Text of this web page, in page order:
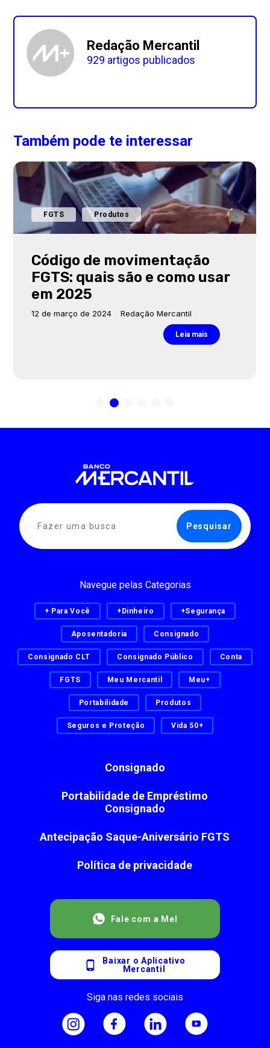
Redação Mercantil
929 artigos publicados
Também pode te interessar
FGTS Produtos
Código de movimentação
FGTS: quais são e como usar
em 2025
12 de março de 2024 Redação Mercantil
Leia mais
Consignado
Portabilidade de Empréstimo
Consignado
Antecipação Saque-Aniversário FGTS
Política de privacidade
Fale com a Mel
Baixar o Aplicativo
Mercantil
Siga nas redes sociais
Navegue pelas Categorias
+ Para Você +Dinheiro +Segurança
Aposentadoria Consignado
Consignado CLT Consignado Público Conta
FGTS Meu Mercantil Meu+
Portabilidade Produtos
Seguros e Proteção Vida 50+